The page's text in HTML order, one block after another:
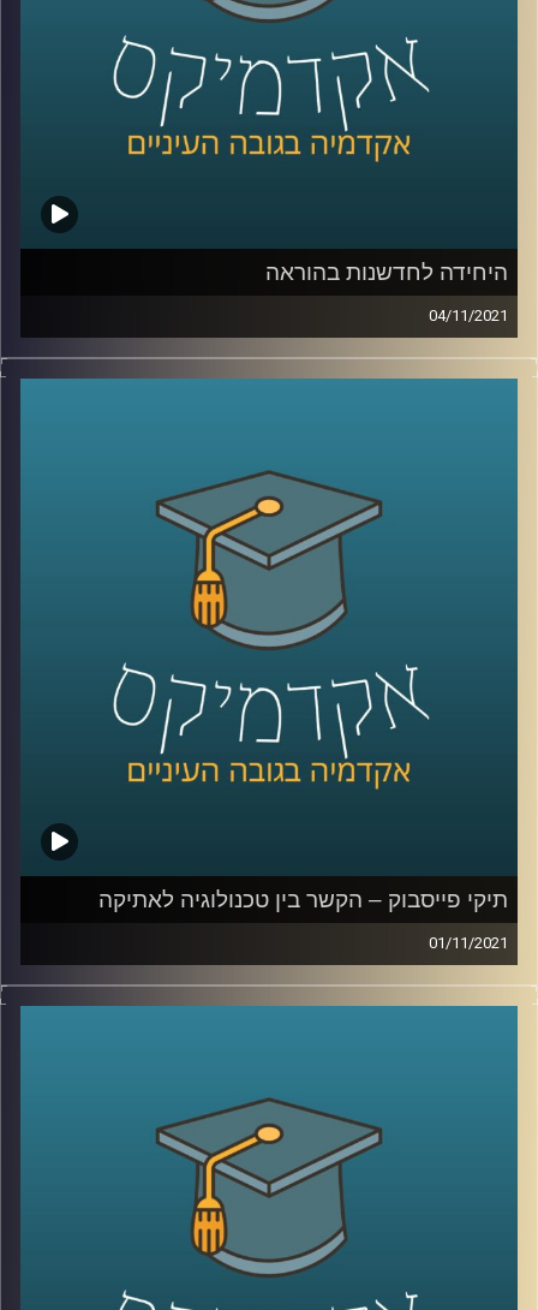
לשיחה על היחידה לחדשנות בהוראה – לחצו כאן
לשיחה על למידת העתיד – לחצו כאן
היחידה לחדשנות בהוראה
04/11/2021
בשנים האחרונות, עם כניסת הטכנולוגיה לחיינו, חלו שינויים
משמעותיים בכל תחומי החיים: אנחנו מנהלים שיחות ארוכות
נפתרות בלחיצת כפתור. בעוד שוק העבודה משתנה בכל רגע,
נדמה שהאקדמיה, שאמורה להכשיר את בוגריה להתאים לשוק
זה, קופאת על שמריה.
בפרק הזה נדבר עם עידן אלמוג, ראש היחידה לחדשנות
בהוראה על פעילות היחידה, ההתאמות שנעשות באוניברסיטת
ריכמן להכנת הבוגרים לעולם התעסוקה החדש וכיצד הופכים
את הליך הלמידה למשמעותי יותר.
לשיחה על למידה בימי קורונה –לחצו כאן
קרדיט תמונות:AudioVersity
תיקי פייסבוק – הקשר בין טכנולוגיה לאתיקה
01/11/2021
פיסבוק העדיפה למקסם את רווחיה על פני בטיחות
בשיחה עם ד"ר אביב גאון, מנהל בית הספר הארי רדזינר
למשפטים ומומחה למשפט וטכנולוגיה, נדבר על החובה
החוקית והמוסרית של ענקיות הטכנולוגיה ועל נקודות המפגש
של תחום האתיקה עם תחום הטכנולוגיה.
לשיחה עם ד"ר אביב גאון על הקשר בין משפט וטכנולוגיה –